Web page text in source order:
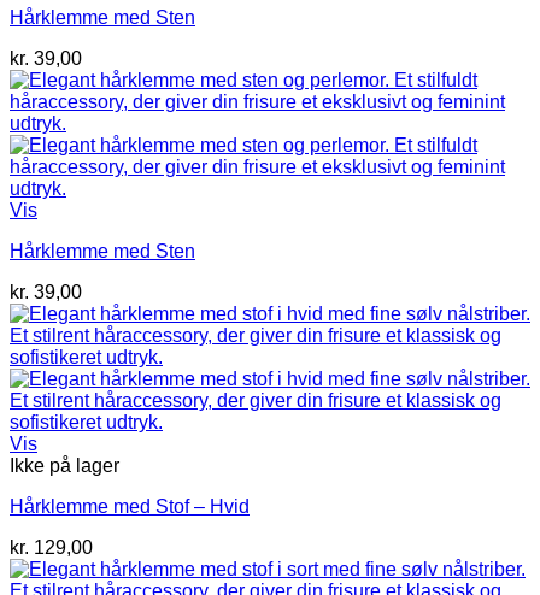
Hårklemme med Sten
kr. 39,00
Vis
Hårklemme med Sten
kr. 39,00
Vis
Ikke på lager
Hårklemme med Stof – Hvid
kr. 129,00